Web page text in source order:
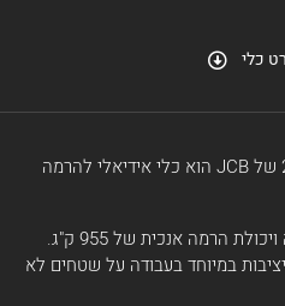
כלי
ה-215T Compact Track Loader של JCB הוא כלי אידיאלי להרמה
זהו כלי חדש עם פלטפורמה קטנה ויכולת הרמה אנכית של 955 ק"ג.
במיוחד בעבודה על שטחים לא